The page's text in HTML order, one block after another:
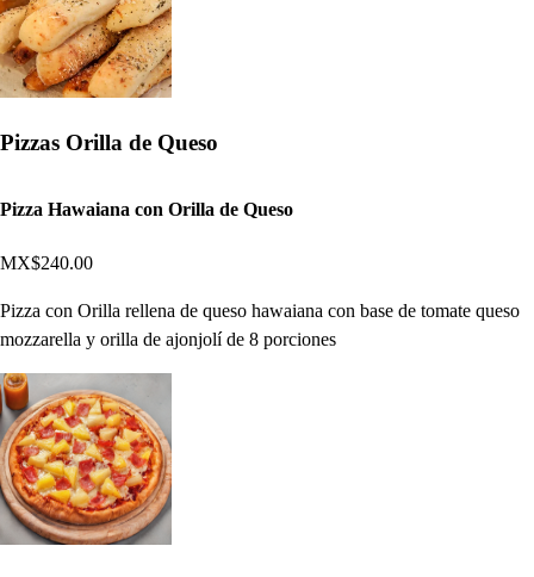
Pizzas Orilla de Queso
Pizza Hawaiana con Orilla de Queso
MX$240.00
Pizza con Orilla rellena de queso hawaiana con base de tomate queso
mozzarella y orilla de ajonjolí de 8 porciones